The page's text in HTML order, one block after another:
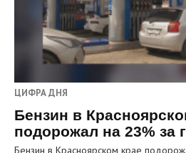
ЦИФРА ДНЯ
Бензин в
подорожал на 23% за
Бензин в Красноярском крае